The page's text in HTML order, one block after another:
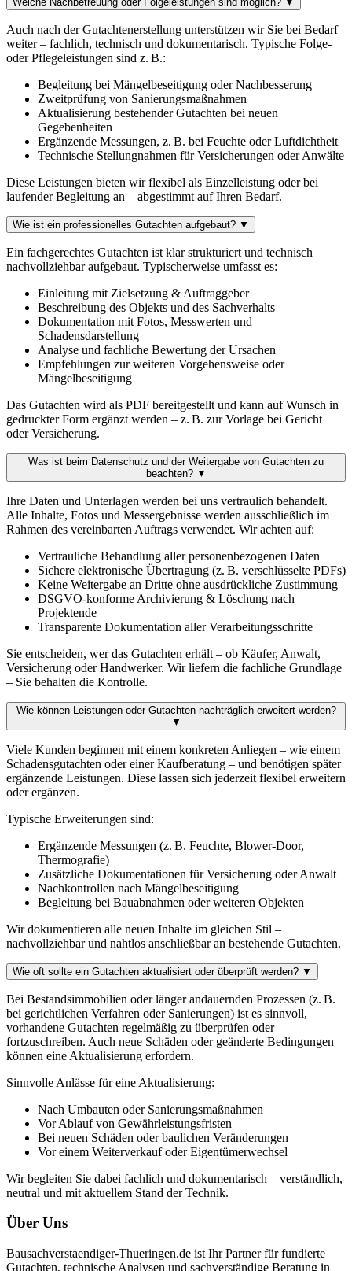
Auch nach der Gutachtenerstellung unterstützen wir Sie bei Bedarf
weiter – fachlich, technisch und dokumentarisch. Typische Folge-
oder Pflegeleistungen sind z. B.:
Begleitung bei Mängelbeseitigung oder Nachbesserung
Zweitprüfung von Sanierungsmaßnahmen
Aktualisierung bestehender Gutachten bei neuen
Gegebenheiten
Ergänzende Messungen, z. B. bei Feuchte oder Luftdichtheit
Technische Stellungnahmen für Versicherungen oder Anwälte
Diese Leistungen bieten wir flexibel als Einzelleistung oder bei
laufender Begleitung an – abgestimmt auf Ihren Bedarf.
Wie ist ein professionelles Gutachten aufgebaut? ▼
Ein fachgerechtes Gutachten ist klar strukturiert und technisch
nachvollziehbar aufgebaut. Typischerweise umfasst es:
Einleitung mit Zielsetzung & Auftraggeber
Beschreibung des Objekts und des Sachverhalts
Dokumentation mit Fotos, Messwerten und
Schadensdarstellung
Analyse und fachliche Bewertung der Ursachen
Empfehlungen zur weiteren Vorgehensweise oder
Mängelbeseitigung
Das Gutachten wird als PDF bereitgestellt und kann auf Wunsch in
gedruckter Form ergänzt werden – z. B. zur Vorlage bei Gericht
oder Versicherung.
Was ist beim Datenschutz und der Weitergabe von Gutachten zu
beachten? ▼
Ihre Daten und Unterlagen werden bei uns vertraulich behandelt.
Alle Inhalte, Fotos und Messergebnisse werden ausschließlich im
Rahmen des vereinbarten Auftrags verwendet. Wir achten auf:
Vertrauliche Behandlung aller personenbezogenen Daten
Sichere elektronische Übertragung (z. B. verschlüsselte PDFs)
Keine Weitergabe an Dritte ohne ausdrückliche Zustimmung
DSGVO-konforme Archivierung & Löschung nach
Projektende
Transparente Dokumentation aller Verarbeitungsschritte
Sie entscheiden, wer das Gutachten erhält – ob Käufer, Anwalt,
Versicherung oder Handwerker. Wir liefern die fachliche Grundlage
– Sie behalten die Kontrolle.
Wie können Leistungen oder Gutachten nachträglich erweitert werden?
▼
Viele Kunden beginnen mit einem konkreten Anliegen – wie einem
Schadensgutachten oder einer Kaufberatung – und benötigen später
ergänzende Leistungen. Diese lassen sich jederzeit flexibel erweitern
oder ergänzen.
Typische Erweiterungen sind:
Ergänzende Messungen (z. B. Feuchte, Blower-Door,
Thermografie)
Zusätzliche Dokumentationen für Versicherung oder Anwalt
Nachkontrollen nach Mängelbeseitigung
Begleitung bei Bauabnahmen oder weiteren Objekten
Wir dokumentieren alle neuen Inhalte im gleichen Stil –
nachvollziehbar und nahtlos anschließbar an bestehende Gutachten.
Wie oft sollte ein Gutachten aktualisiert oder überprüft werden? ▼
Bei Bestandsimmobilien oder länger andauernden Prozessen (z. B.
bei gerichtlichen Verfahren oder Sanierungen) ist es sinnvoll,
vorhandene Gutachten regelmäßig zu überprüfen oder
fortzuschreiben. Auch neue Schäden oder geänderte Bedingungen
können eine Aktualisierung erfordern.
Sinnvolle Anlässe für eine Aktualisierung:
Nach Umbauten oder Sanierungsmaßnahmen
Vor Ablauf von Gewährleistungsfristen
Bei neuen Schäden oder baulichen Veränderungen
Vor einem Weiterverkauf oder Eigentümerwechsel
Wir begleiten Sie dabei fachlich und dokumentarisch – verständlich,
neutral und mit aktuellem Stand der Technik.
Über Uns
Bausachverstaendiger-Thueringen.de ist Ihr Partner für fundierte
Gutachten, technische Analysen und sachverständige Beratung in